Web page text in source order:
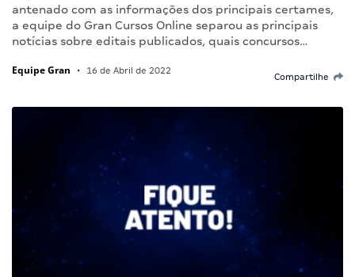
antenado com as informações dos principais certames,
a equipe do Gran Cursos Online separou as principais
notícias sobre editais publicados, quais concursos…
Equipe Gran • 16 de Abril de 2022
Compartilhe